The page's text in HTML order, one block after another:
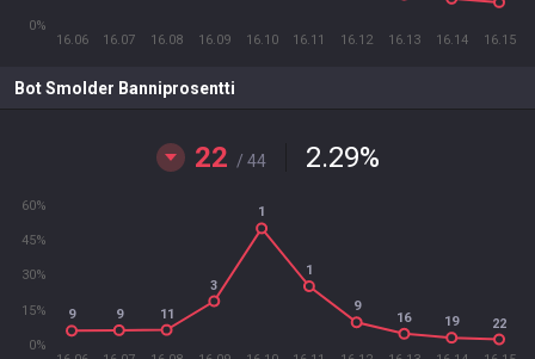
16.06 16.07 16.08 16.09 16.10 16.11 16.12 16.13 16.14 16.15
0%
Bot Smolder Banniprosentti
22 / 44 2.29%
0%
15%
30%
45%
60%
9 9 11
3
1
1
9
16 19 22